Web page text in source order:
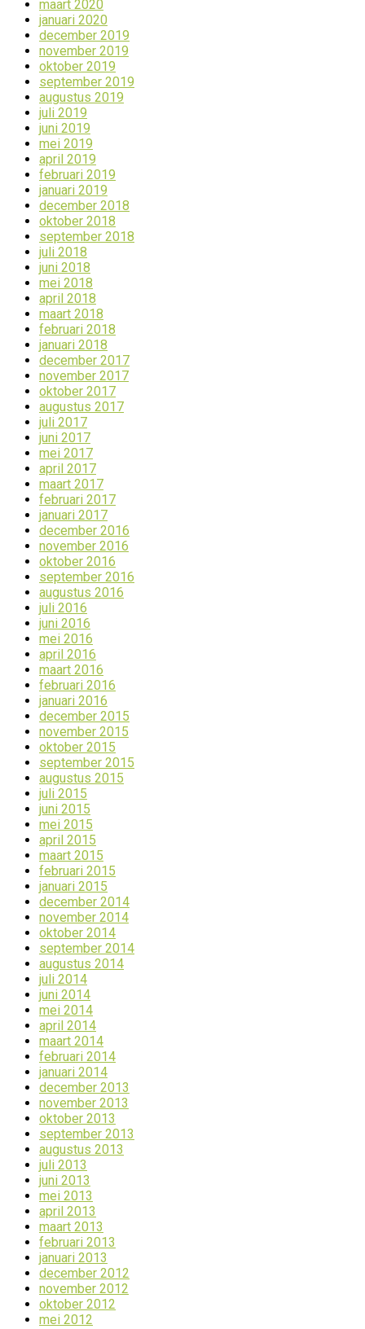
maart 2020
januari 2020
december 2019
november 2019
oktober 2019
september 2019
augustus 2019
juli 2019
juni 2019
mei 2019
april 2019
februari 2019
januari 2019
december 2018
oktober 2018
september 2018
juli 2018
juni 2018
mei 2018
april 2018
maart 2018
februari 2018
januari 2018
december 2017
november 2017
oktober 2017
augustus 2017
juli 2017
juni 2017
mei 2017
april 2017
maart 2017
februari 2017
januari 2017
december 2016
november 2016
oktober 2016
september 2016
augustus 2016
juli 2016
juni 2016
mei 2016
april 2016
maart 2016
februari 2016
januari 2016
december 2015
november 2015
oktober 2015
september 2015
augustus 2015
juli 2015
juni 2015
mei 2015
april 2015
maart 2015
februari 2015
januari 2015
december 2014
november 2014
oktober 2014
september 2014
augustus 2014
juli 2014
juni 2014
mei 2014
april 2014
maart 2014
februari 2014
januari 2014
december 2013
november 2013
oktober 2013
september 2013
augustus 2013
juli 2013
juni 2013
mei 2013
april 2013
maart 2013
februari 2013
januari 2013
december 2012
november 2012
oktober 2012
mei 2012